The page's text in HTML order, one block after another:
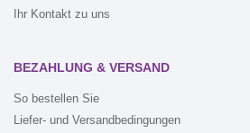
Ihr Kontakt zu uns
BEZAHLUNG & VERSAND
So bestellen Sie
Liefer- und Versandbedingungen